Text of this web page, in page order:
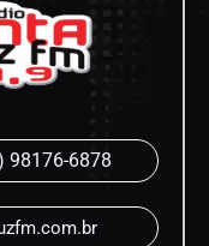
98176-6878